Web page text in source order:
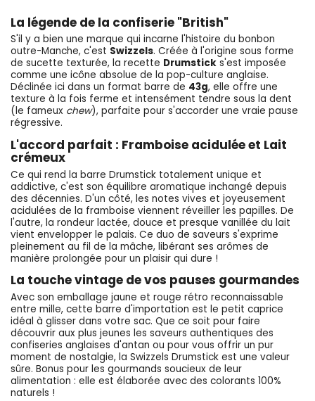
La légende de la confiserie "British"
S'il y a bien une marque qui incarne l'histoire du bonbon
outre-Manche, c'est Swizzels. Créée à l'origine sous forme
de sucette texturée, la recette Drumstick s'est imposée
comme une icône absolue de la pop-culture anglaise.
Déclinée ici dans un format barre de 43g, elle offre une
texture à la fois ferme et intensément tendre sous la dent
(le fameux chew), parfaite pour s'accorder une vraie pause
régressive.
L'accord parfait : Framboise acidulée et Lait
crémeux
Ce qui rend la barre Drumstick totalement unique et
addictive, c'est son équilibre aromatique inchangé depuis
des décennies. D'un côté, les notes vives et joyeusement
acidulées de la framboise viennent réveiller les papilles. De
l'autre, la rondeur lactée, douce et presque vanillée du lait
vient envelopper le palais. Ce duo de saveurs s'exprime
pleinement au fil de la mâche, libérant ses arômes de
manière prolongée pour un plaisir qui dure !
La touche vintage de vos pauses gourmandes
Avec son emballage jaune et rouge rétro reconnaissable
entre mille, cette barre d'importation est le petit caprice
idéal à glisser dans votre sac. Que ce soit pour faire
découvrir aux plus jeunes les saveurs authentiques des
confiseries anglaises d'antan ou pour vous offrir un pur
moment de nostalgie, la Swizzels Drumstick est une valeur
sûre. Bonus pour les gourmands soucieux de leur
alimentation : elle est élaborée avec des colorants 100%
naturels !